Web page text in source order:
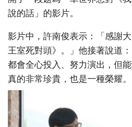
說的話」的影片。
影片中，許南俊表示：「感謝
王室死對頭》。」他接著說道
都會全心投入、努力演出，但
真的非常珍貴，也是一種榮耀。